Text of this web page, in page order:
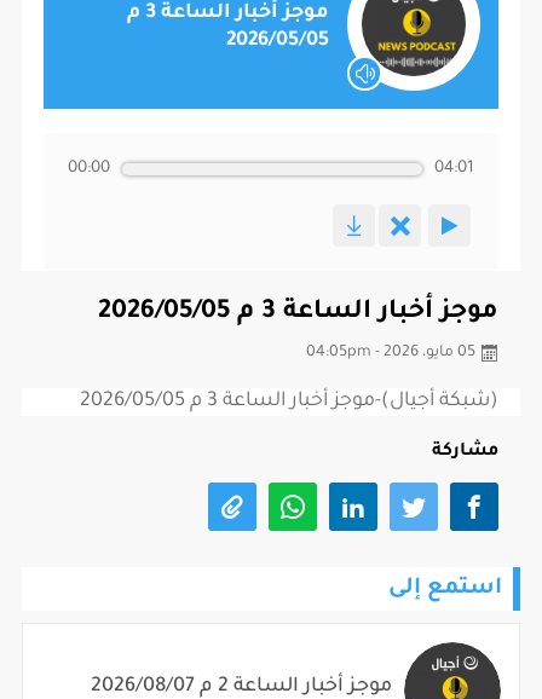
موجز أخبار الساعة 3 م
2026/05/05
00:00 04:01
موجز أخبار الساعة 3 م 2026/05/05
05 مايو، 2026 - 04:05pm
(شبكة أجيال)-موجز أخبار الساعة 3 م 2026/05/05
مشاركة
استمع إلى
موجز أخبار الساعة 2 م 2026/08/07